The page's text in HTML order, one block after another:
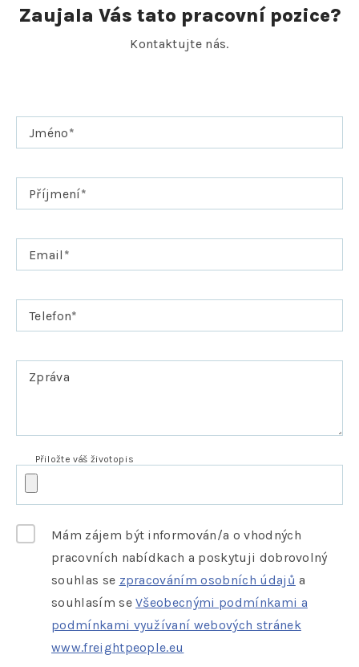
Zaujala Vás tato pracovní pozice?
Kontaktujte nás.
Jméno*
Příjmení*
Email *
Telefon*
Zpráva
Přiložte váš životopis
Mám zájem být informován/a o vhodných
pracovních nabídkach a poskytuji dobrovolný
souhlas se zpracováním osobních údajů a
souhlasím seVšeobecnými podmínkami a
podmínkami využívaní webových stránek
www.freightpeople.eu